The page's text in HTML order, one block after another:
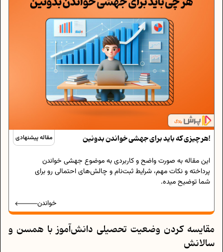
مقاله پیشنهادی هر چیزی که باید برای جهشی خواندن بدونین!
این مقاله به صورت واضح و کاربردی به موضوع جهشی خواندن
پرداخته و نکات مهم، شرایط ثبت‌نام و چالش‌های احتمالی رو برای
شما توضیح میده.
خواندن
مقایسه کردن وضعیت تحصیلی دانش‌آموز با همسن و
سالانش